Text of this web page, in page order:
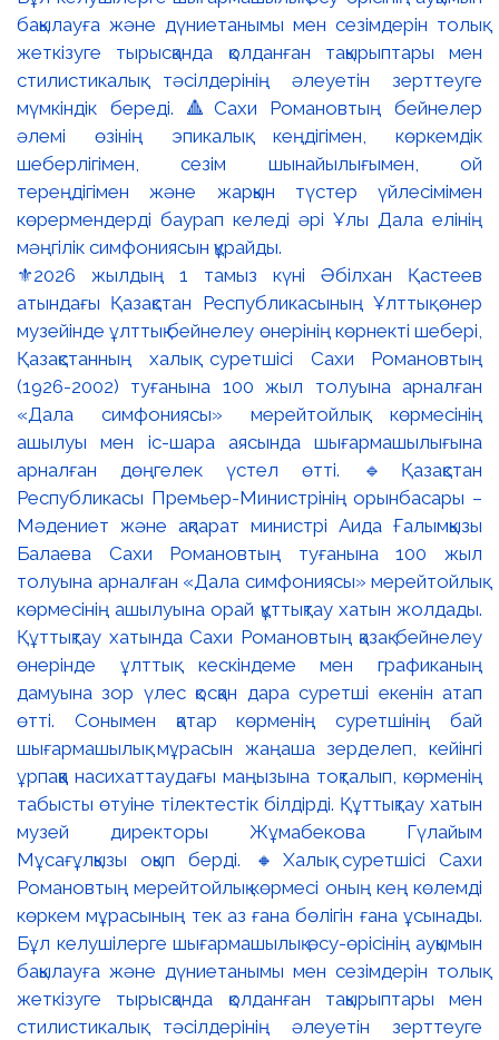
⚜️2026 жылдың 1 тамыз күні Әбілхан Қастеев
атындағы Қазақстан Республикасының Ұлттық өнер
музейінде ұлттық бейнелеу өнерінің көрнекті шебері,
Қазақстанның халық суретшісі Сахи Романовтың
(1926-2002) туғанына 100 жыл толуына арналған
«Дала симфониясы» мерейтойлық көрмесінің
ашылуы мен іс-шара аясында шығармашылығына
арналған дөңгелек үстел өтті. 🔹Қазақстан
Республикасы Премьер-Министрінің орынбасары –
Мәдениет және ақпарат министрі Аида Ғалымқызы
Балаева Сахи Романовтың туғанына 100 жыл
толуына арналған «Дала симфониясы» мерейтойлық
көрмесінің ашылуына орай құттықтау хатын жолдады.
Құттықтау хатында Сахи Романовтың қазақ бейнелеу
өнерінде ұлттық кескіндеме мен графиканың
дамуына зор үлес қосқан дара суретші екенін атап
өтті. Сонымен қатар көрменің суретшінің бай
шығармашылық мұрасын жаңаша зерделеп, кейінгі
ұрпаққа насихаттаудағы маңызына тоқталып, көрменің
табысты өтуіне тілектестік білдірді. Құттықтау хатын
музей директоры Жұмабекова Гүлайым
Мұсағұлқызы оқып берді. 🔸Халық суретшісі Сахи
Романовтың мерейтойлық көрмесі оның кең көлемді
көркем мұрасының тек аз ғана бөлігін ғана ұсынады.
Бұл келушілерге шығармашылық өсу-өрісінің ауқымын
бақылауға және дүниетанымы мен сезімдерін толық
жеткізуге тырысқанда қолданған тақырыптары мен
стилистикалық тәсілдерінің әлеуетін зерттеуге